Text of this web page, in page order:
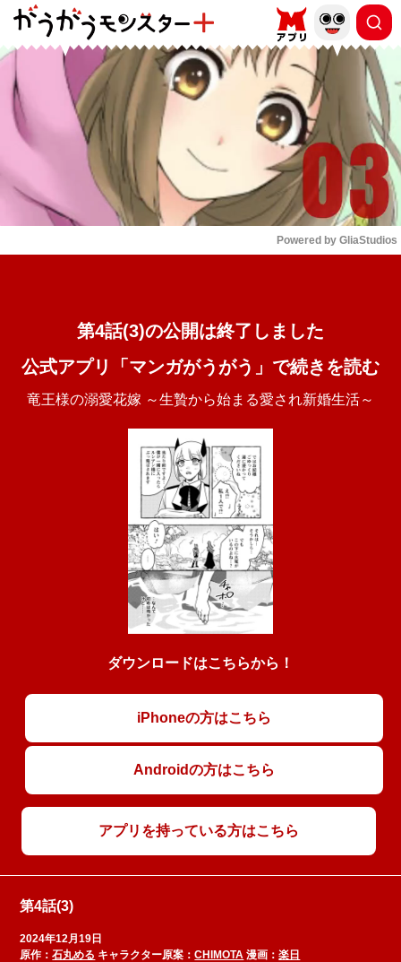
もっと読む
Powered by GliaStudios
第4話(3)の公開は終了しました
公式アプリ「マンガがうがう」で続きを読む
竜王様の溺愛花嫁 ～生贄から始まる愛され新婚生活～
ダウンロードはこちらから！
iPhoneの方はこちら
Androidの方はこちら
アプリを持っている方はこちら
第4話(3)
2024年12月19日
原作：石丸める キャラクター原案：CHIMOTA 漫画：楽日